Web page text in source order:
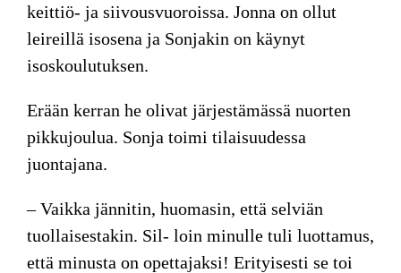
keittiö- ja siivousvuoroissa. Jonna on ollut
leireillä isosena ja Sonjakin on käynyt
isoskoulutuksen.
Erään kerran he olivat järjestämässä nuorten
pikkujoulua. Sonja toimi tilaisuudessa
juontajana.
– Vaikka jännitin, huomasin, että selviän
tuollaisestakin. Sil- loin minulle tuli luottamus,
että minusta on opettajaksi! Erityisesti se toi